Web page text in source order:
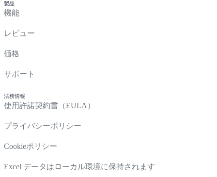
製品
機能
レビュー
価格
サポート
法務情報
使用許諾契約書（EULA）
プライバシーポリシー
Cookieポリシー
Excel データはローカル環境に保持されます